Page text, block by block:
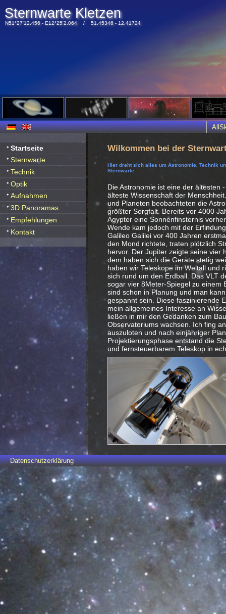
Sternwarte Kletzen
N51°27'12.456 - E12°25'2.064 / 51.45346 - 12.41724
Startseite
Sternwarte
Technik
Optik
Aufnahmen
3D Panoramas
Empfehlungen
Kontakt
Wilkommen bei der
Hier dreht sich alles um Astronomie, Technik
Sternwarte.
Die Astronomie ist eine der ältesten
älteste Wissenschaft der
und Planeten beobachteten die
größter Sorgfalt. Bereits vor 4000
Ägypter eine Sonnenfinsternis
Wende kam jedoch mit der
Galileo Galilei vor 400 Jahren
den Mond richtete, traten plötzlich
hervor. Der Jupiter zeigte seine vier
dem haben sich die Geräte stetig
haben wir Teleskope im Weltall und
sich rund um den Erdball. Das VLT
sogar vier 8Meter-Spiegel zu einem
sind schon in Planung und man
gespannt sein. Diese faszinierende
mein allgemeines Interesse an
ließen in mir den Gedanken zum
Observatoriums wachsen. Ich fing
auszuloten und nach einjähriger
Projektierungsphase entstand die
und fernsteuerbarem Teleskop in
Datenschutzerklärung